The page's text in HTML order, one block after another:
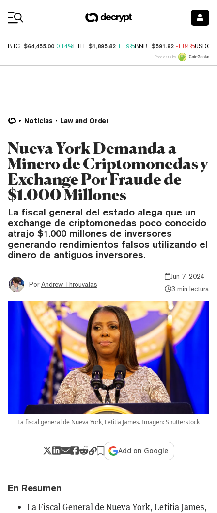
BTC $64,455.00 0.14%ETH $1,895.82 1.19%BNB $591.92 -1.84%USDC
Price data by
Noticias Law and Order
Nueva York Demanda a
Minero de Criptomonedas y
Exchange Por Fraude de
$1.000 Millones
La fiscal general del estado alega que un
exchange de criptomonedas poco conocido
atrajo $1.000 millones de inversores
generando rendimientos falsos utilizando el
dinero de antiguos inversores.
Por Andrew Throuvalas
Jun 7, 2024
3 min lectura
La fiscal general de Nueva York, Letitia James. Imagen: Shutterstock
Add on Google
En Resumen
La Fiscal General de Nueva York, Letitia James,